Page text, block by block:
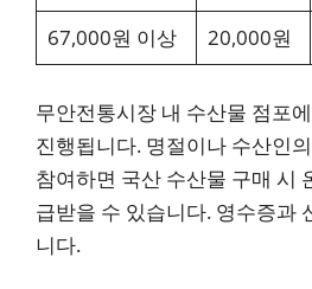
67,000원 이상
20,000원
무안전통시장 내 수산물 점포
진행됩니다. 명절이나 수산인
참여하면 국산 수산물 구매 시
급받을 수 있습니다. 영수증과
니다.